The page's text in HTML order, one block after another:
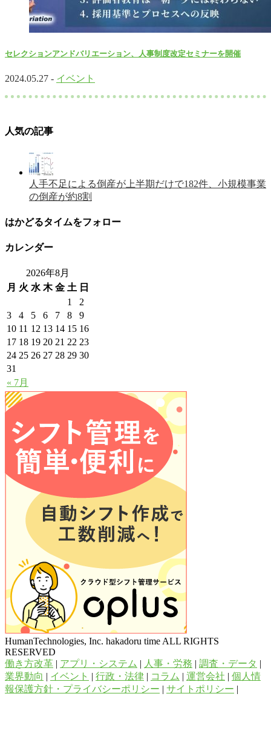
セレクションアンドバリエーション、人事制度改定セミナーを開催
2024.05.27 - イベント
人気の記事
人手不足による倒産が上半期だけで182件、小規模事業
の倒産が約8割
はかどるタイムをフォロー
カレンダー
2026年8月
月 火 水 木 金 土 日
« 7月
1
2
3
4 5 6 7 8
9
10 11 12 13 14 15 16
17 18 19 20 21 22 23
24 25 26 27 28 29 30
31
HumanTechnologies, Inc. hakadoru time ALL RIGHTS
RESERVED
働き方改革 | アプリ・システム | 人事・労務 | 調査・データ |
業界動向 | イベント | 行政・法律 | コラム | 運営会社 | 個人情
報保護方針・プライバシーポリシー | サイトポリシー |